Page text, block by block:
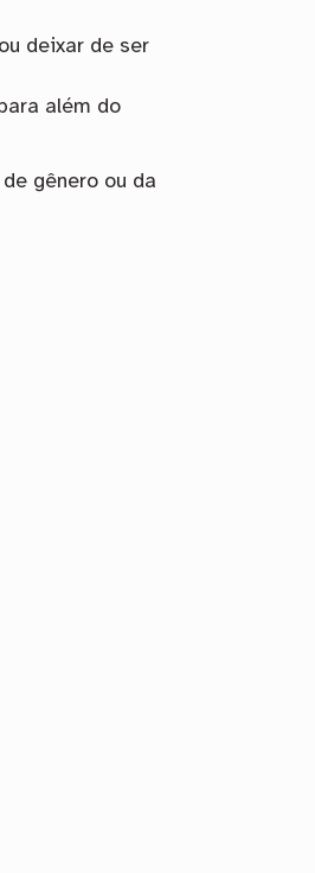
deixar de ser
além do
gênero ou da